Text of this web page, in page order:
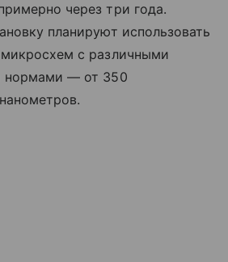
через три года.
планируют использовать
с различными
нормами — от 350